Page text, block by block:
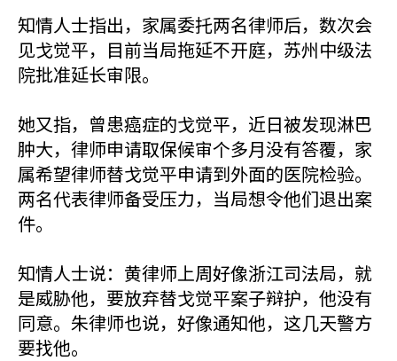
知情人士指出，家属委托两名律师后，数次会
见戈觉平，目前当局拖延不开庭，苏州中级法
院批准延长审限。
她又指，曾患癌症的戈觉平，近日被发现淋巴
肿大，律师申请取保候审个多月没有答覆，家
属希望律师替戈觉平申请到外面的医院检验。
两名代表律师备受压力，当局想令他们退出案
件。
知情人士说：黄律师上周好像浙江司法局，就
是威胁他，要放弃替戈觉平案子辩护，他没有
同意。朱律师也说，好像通知他，这几天警方
要找他。